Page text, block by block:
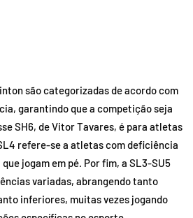
são categorizadas de acordo com
garantindo que a competição seja
SH6, de Vitor Tavares, é para atletas
refere-se a atletas com deficiência
jogam em pé. Por fim, a SL3-SU5
variadas, abrangendo tanto
inferiores, muitas vezes jogando